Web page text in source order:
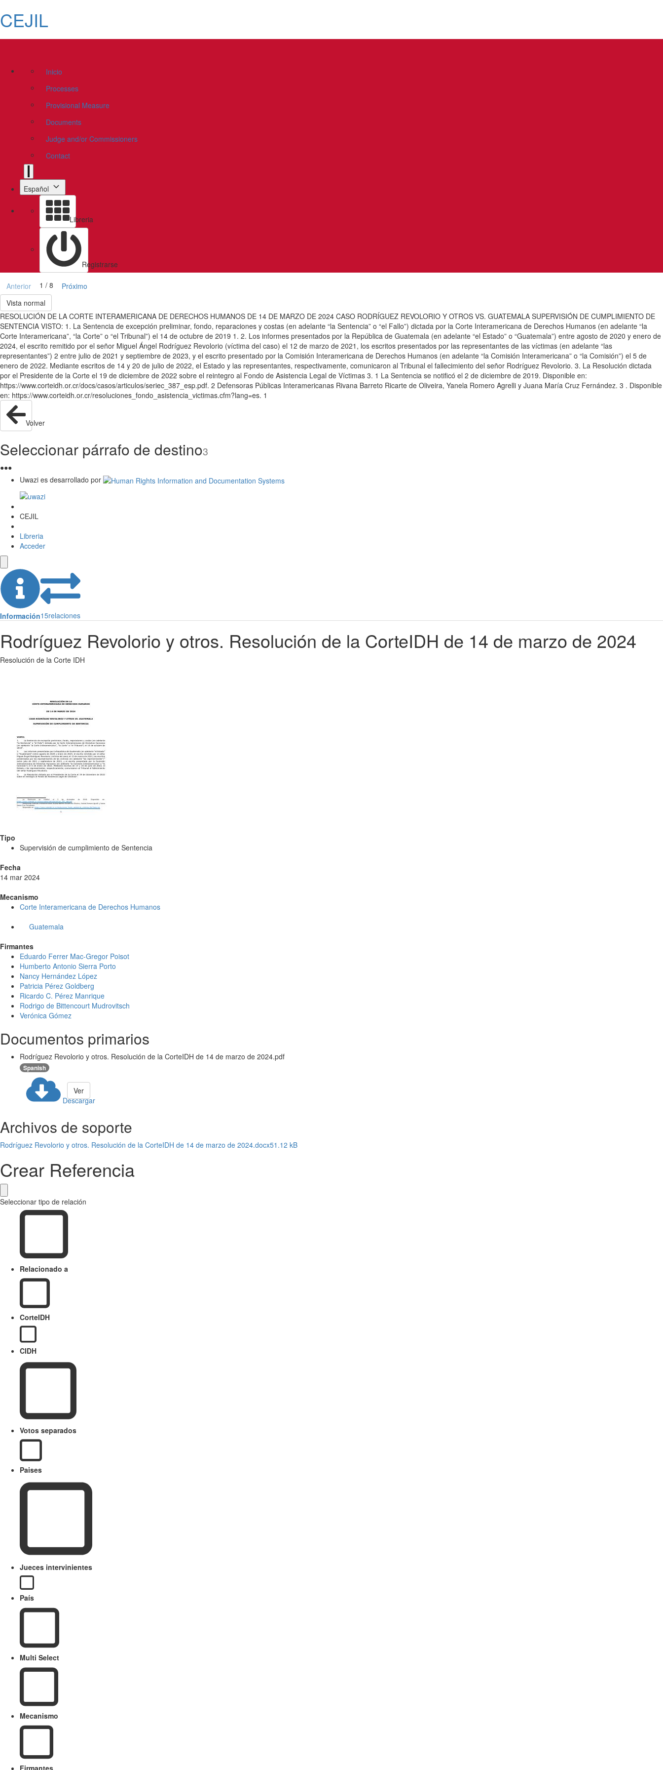
CEJIL
Inicio
Processes
Provisional Measure
Documents
Judge and/or Commissioners
Contact
Español
Libreria
Registrarse
Anterior 1 / 8
Próximo
Vista normal
RESOLUCIÓN DE LA CORTE INTERAMERICANA DE DERECHOS HUMANOS DE 14 DE MARZO DE 2024 CASO RODRÍGUEZ REVOLORIO Y OTROS VS. GUATEMALA SUPERVISIÓN DE CUMPLIMIENTO DE
SENTENCIA VISTO: 1. La Sentencia de excepción preliminar, fondo, reparaciones y costas (en adelante “la Sentencia” o “el Fallo”) dictada por la Corte Interamericana de Derechos Humanos (en adelante “la
Corte Interamericana”, “la Corte” o “el Tribunal”) el 14 de octubre de 2019 1. 2. Los informes presentados por la República de Guatemala (en adelante “el Estado” o “Guatemala”) entre agosto de 2020 y enero de
2024, el escrito remitido por el señor Miguel Ángel Rodríguez Revolorio (víctima del caso) el 12 de marzo de 2021, los escritos presentados por las representantes de las víctimas (en adelante “las
representantes”) 2 entre julio de 2021 y septiembre de 2023, y el escrito presentado por la Comisión Interamericana de Derechos Humanos (en adelante “la Comisión Interamericana” o “la Comisión”) el 5 de
enero de 2022. Mediante escritos de 14 y 20 de julio de 2022, el Estado y las representantes, respectivamente, comunicaron al Tribunal el fallecimiento del señor Rodríguez Revolorio. 3. La Resolución dictada
por el Presidente de la Corte el 19 de diciembre de 2022 sobre el reintegro al Fondo de Asistencia Legal de Víctimas 3. 1 La Sentencia se notificó el 2 de diciembre de 2019. Disponible en:
https://www.corteidh.or.cr/docs/casos/articulos/seriec_387_esp.pdf. 2 Defensoras Públicas Interamericanas Rivana Barreto Ricarte de Oliveira, Yanela Romero Agrelli y Juana María Cruz Fernández. 3 . Disponible
en: https://www.corteidh.or.cr/resoluciones_fondo_asistencia_victimas.cfm?lang=es. 1
Volver
Seleccionar párrafo de destino3
●●●
Uwazi es desarrollado por
CEJIL
Libreria
Acceder
Información15relaciones
Rodríguez Revolorio y otros. Resolución de la CorteIDH de 14 de marzo de 2024
Resolución de la Corte IDH
Tipo
Supervisión de cumplimiento de Sentencia
Fecha
14 mar 2024
Mecanismo
Corte Interamericana de Derechos Humanos
Guatemala
Firmantes
Eduardo Ferrer Mac-Gregor Poisot
Humberto Antonio Sierra Porto
Nancy Hernández López
Patricia Pérez Goldberg
Ricardo C. Pérez Manrique
Rodrigo de Bittencourt Mudrovitsch
Verónica Gómez
Documentos primarios
Rodríguez Revolorio y otros. Resolución de la CorteIDH de 14 de marzo de 2024.pdf
Spanish
Descargar
Ver
Archivos de soporte
Rodríguez Revolorio y otros. Resolución de la CorteIDH de 14 de marzo de 2024.docx51.12 kB
Crear Referencia
Seleccionar tipo de relación
Relacionado a
CorteIDH
CIDH
Votos separados
Paises
Jueces intervinientes
País
Multi Select
Mecanismo